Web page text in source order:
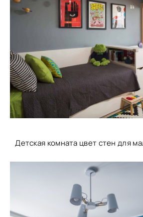
Детская комната цвет стен для